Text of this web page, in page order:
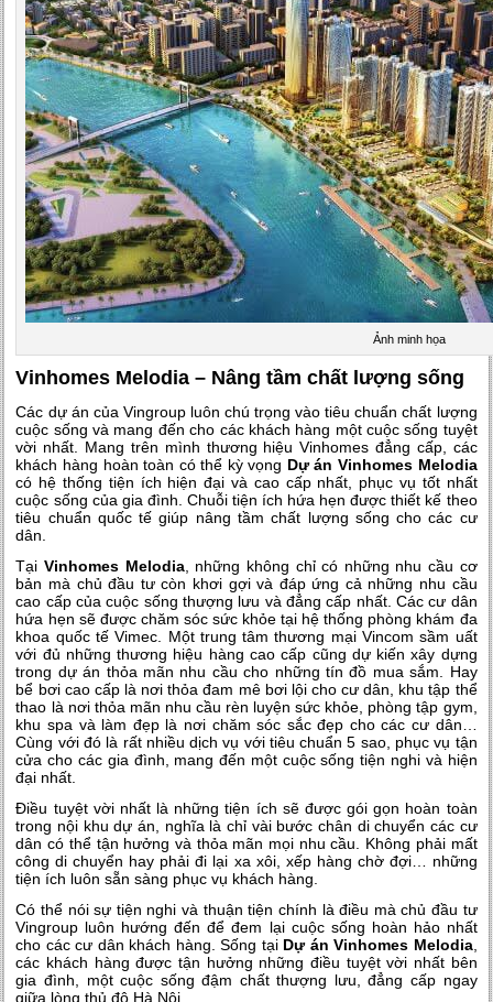
Ảnh minh họa
Vinhomes Melodia – Nâng tầm chất lượng sống
Các dự án của Vingroup luôn chú trọng vào tiêu chuẩn chất lượng
cuộc sống và mang đến cho các khách hàng một cuộc sống tuyệt
vời nhất. Mang trên mình thương hiệu Vinhomes đẳng cấp, các
khách hàng hoàn toàn có thể kỳ vọng Dự án Vinhomes Melodia
có hệ thống tiện ích hiện đại và cao cấp nhất, phục vụ tốt nhất
cuộc sống của gia đình. Chuỗi tiện ích hứa hẹn được thiết kế theo
tiêu chuẩn quốc tế giúp nâng tầm chất lượng sống cho các cư
dân.
TạiVinhomes Melodia, những không chỉ có những nhu cầu cơ
bản mà chủ đầu tư còn khơi gợi và đáp ứng cả những nhu cầu
cao cấp của cuộc sống thượng lưu và đẳng cấp nhất. Các cư dân
hứa hẹn sẽ được chăm sóc sức khỏe tại hệ thống phòng khám đa
khoa quốc tế Vimec. Một trung tâm thương mại Vincom sầm uất
với đủ những thương hiệu hàng cao cấp cũng dự kiến xây dựng
trong dự án thỏa mãn nhu cầu cho những tín đồ mua sắm. Hay
bể bơi cao cấp là nơi thỏa đam mê bơi lội cho cư dân, khu tập thể
thao là nơi thỏa mãn nhu cầu rèn luyện sức khỏe, phòng tập gym,
khu spa và làm đẹp là nơi chăm sóc sắc đẹp cho các cư dân…
Cùng với đó là rất nhiều dịch vụ với tiêu chuẩn 5 sao, phục vụ tận
cửa cho các gia đình, mang đến một cuộc sống tiện nghi và hiện
đại nhất.
Điều tuyệt vời nhất là những tiện ích sẽ được gói gọn hoàn toàn
trong nội khu dự án, nghĩa là chỉ vài bước chân di chuyển các cư
dân có thể tận hưởng và thỏa mãn mọi nhu cầu. Không phải mất
công di chuyển hay phải đi lại xa xôi, xếp hàng chờ đợi… những
tiện ích luôn sẵn sàng phục vụ khách hàng.
Có thể nói sự tiện nghi và thuận tiện chính là điều mà chủ đầu tư
Vingroup luôn hướng đến để đem lại cuộc sống hoàn hảo nhất
cho các cư dân khách hàng. Sống tại Dự án Vinhomes Melodia,
các khách hàng được tận hưởng những điều tuyệt vời nhất bên
gia đình, một cuộc sống đậm chất thượng lưu, đẳng cấp ngay
giữa lòng thủ đô Hà Nội.